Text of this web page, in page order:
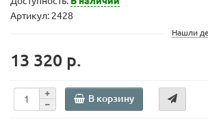
Артикул: 2428
Нашли
13 320 р.
В корзину